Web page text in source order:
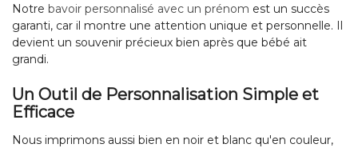
Notre bavoir personnalisé avec un prénom est un succès
garanti, car il montre une attention unique et personnelle. Il
devient un souvenir précieux bien après que bébé ait
grandi.
Un Outil de Personnalisation Simple et
Efficace
Nous imprimons aussi bien en noir et blanc qu'en couleur,